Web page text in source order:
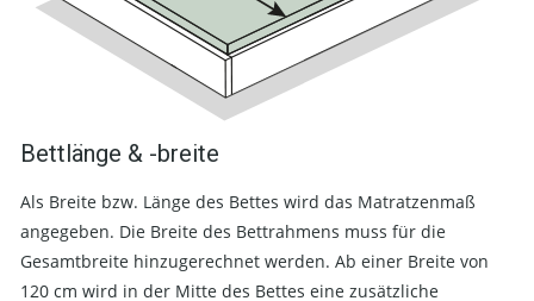
Bettlänge & -breite
Als Breite bzw. Länge des Bettes wird das Matratzenmaß
angegeben. Die Breite des Bettrahmens muss für die
Gesamtbreite hinzugerechnet werden. Ab einer Breite von
120 cm wird in der Mitte des Bettes eine zusätzliche